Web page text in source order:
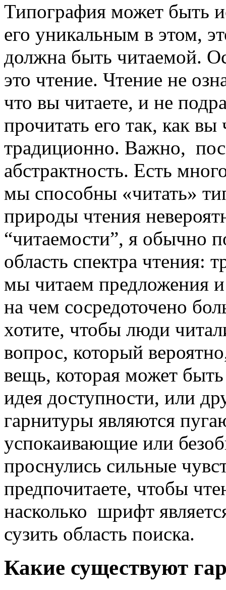
Типография может быть
его уникальным в этом,
должна быть читаемой.
это чтение. Чтение не
что вы читаете, и не
прочитать его так, как вы
традиционно. Важно,
абстрактность. Есть
мы способны «читать»
природы чтения
“читаемости”, я обычно
область спектра чтения:
мы читаем предложения
на чем сосредоточено
хотите, чтобы люди
вопрос, который
вещь, которая может
идея доступности, или
гарнитуры являются
успокаивающие или
проснулись сильные
предпочитаете, чтобы
насколько шрифт
сузить область поиска.
Какие существуют